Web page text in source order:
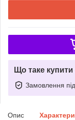
Що таке
Замовлення
Опис